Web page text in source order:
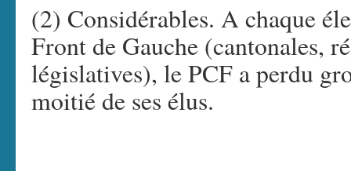
(2) Considérables. A chaque
Front de Gauche (cantonales,
législatives), le PCF a perdu
moitié de ses élus.